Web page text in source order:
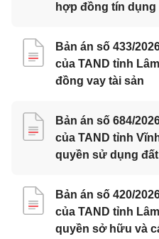
hợp đồng tín dụng
Bản án số 433/
của TAND tỉnh
đồng vay tài sản
Bản án số 684/
của TAND tỉnh
quyền sử dụng đất
Bản án số 420/
của TAND tỉnh
quyền sở hữu và